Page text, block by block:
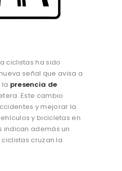
ciclistas ha sido
señal que avisa a
presencia de
Este cambio
y mejorar la
y bicicletas en
indican además un
cruzan la